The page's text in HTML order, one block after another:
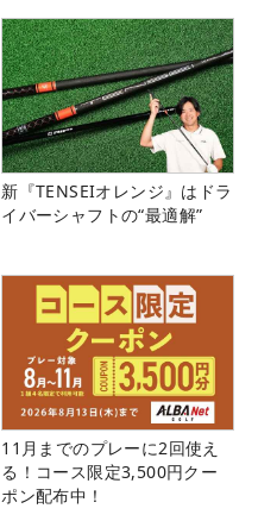
新『TENSEIオレンジ』はドラ
イバーシャフトの“最適解”
11月までのプレーに2回使え
る！コース限定3,500円クー
ポン配布中！